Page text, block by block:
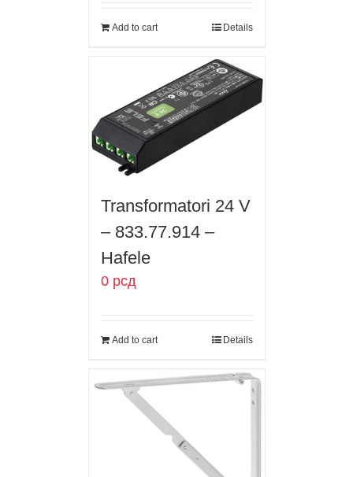
Add to cart Details
Transformatori 24 V
– 833.77.914 –
Hafele
0 рсд
Add to cart Details